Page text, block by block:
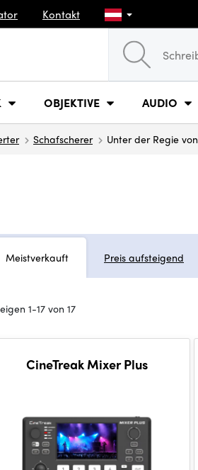
Kontakt
OBJEKTIVE AUDIO
Schafscherer Unter der Regie von
Meistverkauft Preis aufsteigend
1-17 von 17
CineTreak Mixer Plus